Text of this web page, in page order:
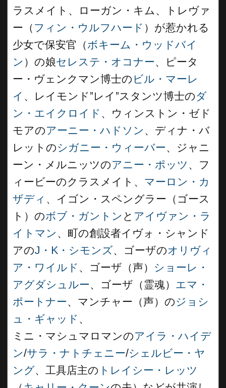
ラスメイト、ローガン・キム、トレヴァ
ー（ フィン・ウルフハード ）が惹かれる
少女で保安官（ボキーム・ウッドバイ
ン ）の娘セレステ・オコナー、ピータ
ー・ヴェンクマン博士の ビル・マーレ
イ 、レイモンド”レイ”スタンツ博士のダ
ン・エイクロイド 、ウィンストン・ゼド
モアのアーニー・ハドソン 、ディナ・バ
レットのシガニー・ウィーバー、ジャニ
ーン・メルニッツのアニー・ポッツ 、フ
ィービーのクラスメイト、 マーロン・カ
ザディ 、イゴン・スペングラー（ゴース
ト）のボブ・ガントン と アイヴァン・ラ
イトマン 、町の創設者イヴォ・シャンド
アのJ・K・シモンズ、ゴーザのオリヴィ
ア・ワイルド 、ゴーザ（声） ショーレ・
アグダシュルー、ゴーザ（霊魂） エマ・
ポートナー、マンチャー（声）のジョシ
ュ・ギャッド 、
ミニ・マシュマロマンのアイラ・ハイデ
ン/サラ・ナトチェニー/シェルビー・ヤ
ング、工具店主の トレイシー・レッツ